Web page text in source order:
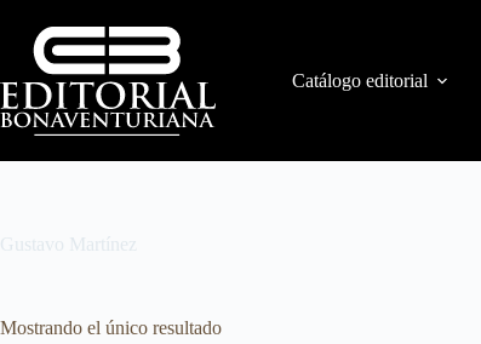
Catálogo editorial
Gustavo Martínez
Mostrando el único resultado